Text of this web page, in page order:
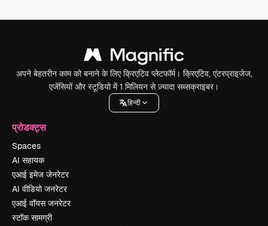
अपने बेहतरीन काम को बनाने के लिए क्रिएटिव प्लेटफॉर्म। क्रिएटिव, एंटरप्राइजेज,
एजेंसियों और स्टूडियो में 1 मिलियन से ज़्यादा सब्सक्राइबर।
हिन्दी
प्रोडक्ट्स
Spaces
AI सहायक
एआई इमेज जेनरेटर
AI वीडियो जनरेटर
एआई वॉयस जनरेटर
स्टॉक सामग्री